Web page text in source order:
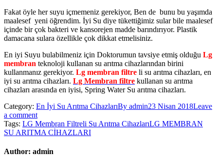
Fakat öyle her suyu içmemeniz gerekiyor, Ben de bunu bu yaşımda
maalesef yeni öğrendim. İyi Su diye tükettiğimiz sular bile maalesef
içinde bir çok bakteri ve kansorejen madde barındırıyor. Plastik
damacana sulara özellikle çok dikkat etmelisiniz.
En iyi Suyu bulabilmeniz için Doktorumun tavsiye etmiş olduğu Lg
membran teknoloji kullanan su arıtma cihazlarından birini
kullanmanız gerekiyor. Lg membran filtre li su arıtma cihazları, en
iyi su arıtma cihazları. Lg Membran filtre kullanan su arıtma
cihazları arasında en iyisi, Spring Water Su arıtma cihazları.
Category: En İyi Su Arıtma CihazlarıBy admin23 Nisan 2018Leave
a comment
Tags: LG Membran Filtreli Su Arıtma CihazlarıLG MEMBRAN
SU ARITMA CİHAZLARI
Author: admin